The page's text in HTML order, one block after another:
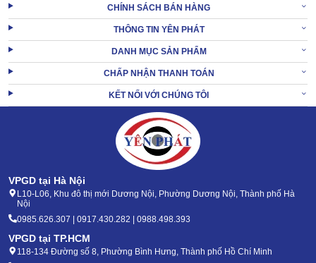
CHÍNH SÁCH BÁN HÀNG
THÔNG TIN YÊN PHÁT
DANH MỤC SẢN PHẨM
CHẤP NHẬN THANH TOÁN
KẾT NỐI VỚI CHÚNG TÔI
VPGD tại Hà Nội
L10-L06, Khu đô thị mới Dương Nội, Phường Dương Nội, Thành phố Hà
Nội
0985.626.307 | 0917.430.282 | 0988.498.393
VPGD tại TP.HCM
118-134 Đường số 8, Phường Bình Hưng, Thành phố Hồ Chí Minh